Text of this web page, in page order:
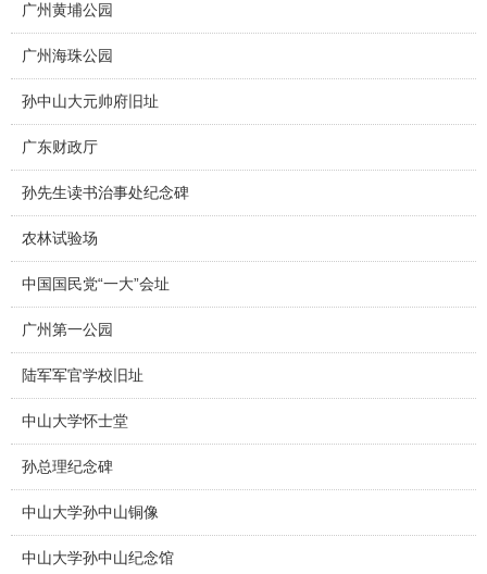
广州黄埔公园
广州海珠公园
孙中山大元帅府旧址
广东财政厅
孙先生读书治事处纪念碑
农林试验场
中国国民党“一大”会址
广州第一公园
陆军军官学校旧址
中山大学怀士堂
孙总理纪念碑
中山大学孙中山铜像
中山大学孙中山纪念馆